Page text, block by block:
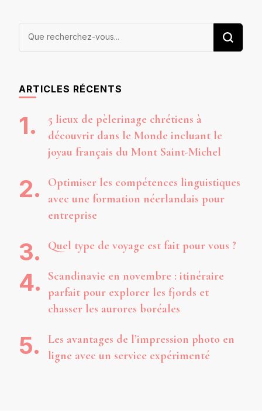
Vous
ARTICLES RÉCENTS
5 lieux de pèlerinage chrétiens à
découvrir dans le Monde incluant le
joyau français du Mont Saint-Michel
Optimiser les compétences linguistiques
avec une formation néerlandais pour
entreprise
Quel type de voyage est fait pour vous ?
Scandinavie en novembre : itinéraire
parfait pour explorer les fjords et
chasser les aurores boréales
Les avantages de l’impression photo en
ligne avec un service expérimenté